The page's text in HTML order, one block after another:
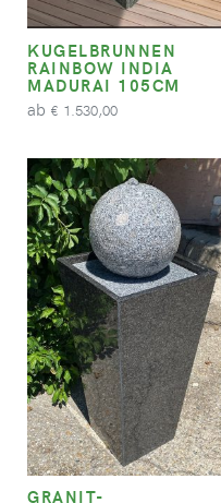
KUGELBRUNNEN
RAINBOW INDIA
MADURAI 105CM
ab € 1.530,00
GRANIT-